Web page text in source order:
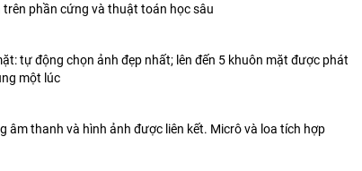
trên phần cứng và thuật toán học sâu
tự động chọn ảnh đẹp nhất; lên đến 5 khuôn mặt được phát
một lúc
âm thanh và hình ảnh được liên kết. Micrô và loa tích hợp